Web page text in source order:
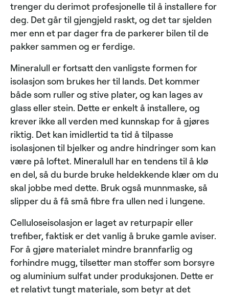
trenger du derimot profesjonelle til å installere for
deg. Det går til gjengjeld raskt, og det tar sjelden
mer enn et par dager fra de parkerer bilen til de
pakker sammen og er ferdige.
Mineralull er fortsatt den vanligste formen for
isolasjon som brukes her til lands. Det kommer
både som ruller og stive plater, og kan lages av
glass eller stein. Dette er enkelt å installere, og
krever ikke all verden med kunnskap for å gjøres
riktig. Det kan imidlertid ta tid å tilpasse
isolasjonen til bjelker og andre hindringer som kan
være på loftet. Mineralull har en tendens til å klø
en del, så du burde bruke heldekkende klær om du
skal jobbe med dette. Bruk også munnmaske, så
slipper du å få små fibre fra ullen ned i lungene.
Celluloseisolasjon er laget av returpapir eller
trefiber, faktisk er det vanlig å bruke gamle aviser.
For å gjøre materialet mindre brannfarlig og
forhindre mugg, tilsetter man stoffer som borsyre
og aluminium sulfat under produksjonen. Dette er
et relativt tungt materiale, som betyr at det